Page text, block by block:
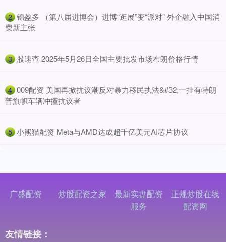
2 ​锦盈多 （第八届进博会）进博“逛展”变“派对” 外企融入中国消
费新主张
3 ​股速查 2025年5月26日全国主要批发市场布朗价格行情
4 ​009配资 美国再掀抗议潮反对暴力移民执法&#32;一挂有特朗
普旗帜车辆冲撞抗议者
5 ​小熊猫配资 Meta与AMD达成超千亿美元AI芯片协议
广盛配资 炒股配资之家
最新实盘配资
服务
正规炒股在线
配资网
友情链接：